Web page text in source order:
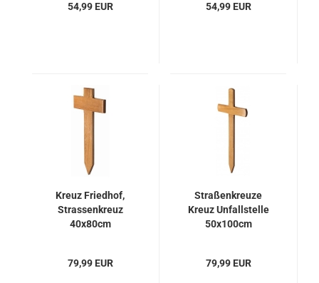
54,99 EUR 54,99 EUR
Kreuz Friedhof,
Strassenkreuz
40x80cm
79,99 EUR
Straßenkreuze
Kreuz Unfallstelle
50x100cm
79,99 EUR